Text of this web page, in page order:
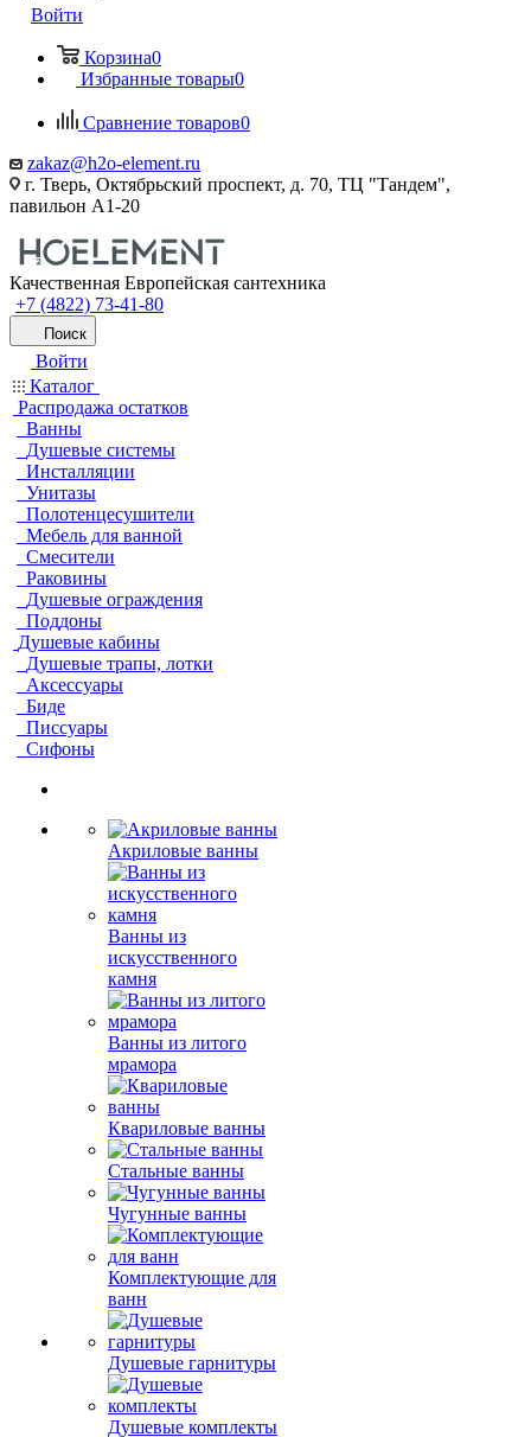
Войти
Корзина0
Избранные товары0
Сравнение товаров0
zakaz@h2o-element.ru
г. Тверь, Октябрьский проспект, д. 70, ТЦ "Тандем",
павильон А1-20
Качественная Европейская сантехника
+7 (4822) 73-41-80
Поиск
Войти
Каталог
Распродажа остатков
Ванны
Душевые системы
Инсталляции
Унитазы
Полотенцесушители
Мебель для ванной
Смесители
Раковины
Душевые ограждения
Поддоны
Душевые кабины
Душевые трапы, лотки
Аксессуары
Биде
Писсуары
Сифоны
Акриловые ванны
Ванны из
искусственного
камня
Ванны из литого
мрамора
Квариловые ванны
Стальные ванны
Чугунные ванны
Комплектующие для
ванн
Душевые гарнитуры
Душевые комплекты